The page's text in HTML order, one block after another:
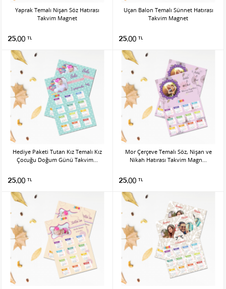
Yaprak Temalı Nişan Söz Hatırası
Takvim Magnet
25.00 TL
Uçan Balon Temalı Sünnet Hatırası
Takvim Magnet
25.00 TL
Hediye Paketi Tutan Kız Temalı Kız
Çocuğu Doğum Günü Takvim...
25.00 TL
Mor Çerçeve Temalı Söz, Nişan ve
Nikah Hatırası Takvim Magn...
25.00 TL